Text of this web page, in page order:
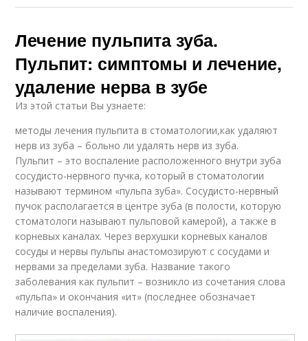
Лечение пульпита зуба.
Пульпит: симптомы и лечение,
удаление нерва в зубе
Из этой статьи Вы узнаете:
методы лечения пульпита в стоматологии,как удаляют
нерв из зуба – больно ли удалять нерв из зуба.
Пульпит – это воспаление расположенного внутри зуба
сосудисто-нервного пучка, который в стоматологии
называют термином «пульпа зуба». Сосудисто-нервный
пучок располагается в центре зуба (в полости, которую
стоматологи называют пульповой камерой), а также в
корневых каналах. Через верхушки корневых каналов
сосуды и нервы пульпы анастомозируют с сосудами и
нервами за пределами зуба. Название такого
заболевания как пульпит – возникло из сочетания слова
«пульпа» и окончания «ит» (последнее обозначает
наличие воспаления).